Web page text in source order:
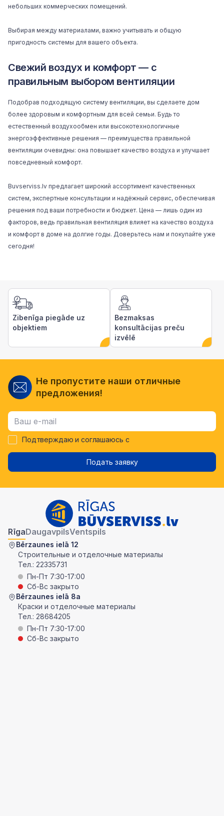
небольших коммерческих помещений.
Выбирая между материалами, важно учитывать и общую
пригодность системы для вашего объекта.
Свежий воздух и комфорт — с
правильным выбором вентиляции
Подобрав подходящую систему вентиляции, вы сделаете дом
более здоровым и комфортным для всей семьи. Будь то
естественный воздухообмен или высокотехнологичные
энергоэффективные решения — преимущества правильной
вентиляции очевидны: она повышает качество воздуха и улучшает
повседневный комфорт.
Buvserviss.lv предлагает широкий ассортимент качественных
систем, экспертные консультации и надёжный сервис, обеспечивая
решения под ваши потребности и бюджет. Цена — лишь один из
факторов, ведь правильная вентиляция влияет на качество воздуха
и комфорт в доме на долгие годы. Доверьтесь нам и покупайте уже
сегодня!
Zibenīga piegāde uz
objektiem
Bezmaksas
konsultācijas preču
izvēlē
Не пропустите наши отличные
предложения!
Подтверждаю и соглашаюсь с
Подать заявку
RīgaDaugavpilsVentspils
Bērzaunes ielā 12
Строительные и отделочные материалы
Тел.: 22335731
Пн-Пт 7:30-17:00
Сб-Вс закрыто
Bērzaunes ielā 8a
Краски и отделочные материалы
Тел.: 28684205
Пн-Пт 7:30-17:00
Сб-Вс закрыто